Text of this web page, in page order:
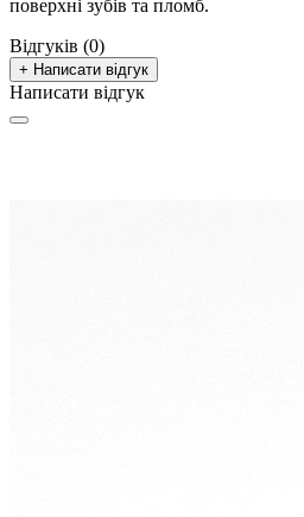
поверхні зубів та пломб.
Відгуків (0)
+ Написати відгук
Написати відгук